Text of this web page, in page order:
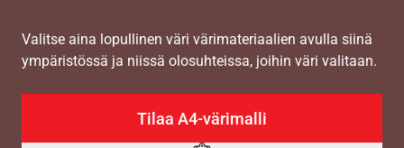
Valitse aina lopullinen väri värimateriaalien avulla siinä
ympäristössä ja niissä olosuhteissa, joihin väri valitaan.
Tilaa A4-värimalli